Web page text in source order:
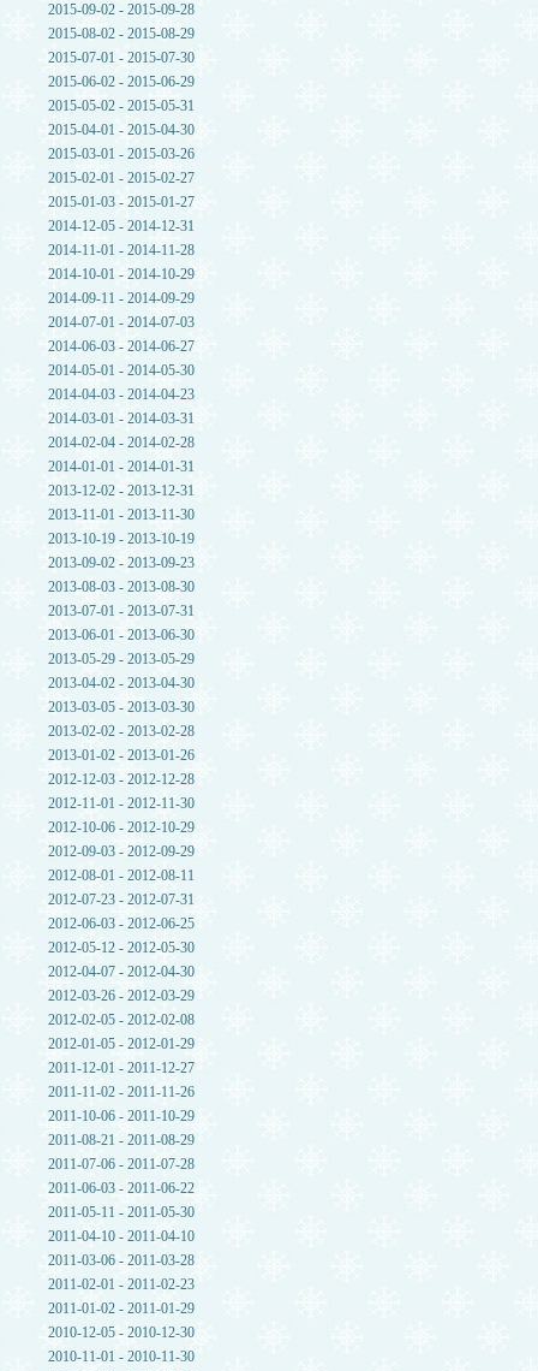
2015-09-02 - 2015-09-28
2015-08-02 - 2015-08-29
2015-07-01 - 2015-07-30
2015-06-02 - 2015-06-29
2015-05-02 - 2015-05-31
2015-04-01 - 2015-04-30
2015-03-01 - 2015-03-26
2015-02-01 - 2015-02-27
2015-01-03 - 2015-01-27
2014-12-05 - 2014-12-31
2014-11-01 - 2014-11-28
2014-10-01 - 2014-10-29
2014-09-11 - 2014-09-29
2014-07-01 - 2014-07-03
2014-06-03 - 2014-06-27
2014-05-01 - 2014-05-30
2014-04-03 - 2014-04-23
2014-03-01 - 2014-03-31
2014-02-04 - 2014-02-28
2014-01-01 - 2014-01-31
2013-12-02 - 2013-12-31
2013-11-01 - 2013-11-30
2013-10-19 - 2013-10-19
2013-09-02 - 2013-09-23
2013-08-03 - 2013-08-30
2013-07-01 - 2013-07-31
2013-06-01 - 2013-06-30
2013-05-29 - 2013-05-29
2013-04-02 - 2013-04-30
2013-03-05 - 2013-03-30
2013-02-02 - 2013-02-28
2013-01-02 - 2013-01-26
2012-12-03 - 2012-12-28
2012-11-01 - 2012-11-30
2012-10-06 - 2012-10-29
2012-09-03 - 2012-09-29
2012-08-01 - 2012-08-11
2012-07-23 - 2012-07-31
2012-06-03 - 2012-06-25
2012-05-12 - 2012-05-30
2012-04-07 - 2012-04-30
2012-03-26 - 2012-03-29
2012-02-05 - 2012-02-08
2012-01-05 - 2012-01-29
2011-12-01 - 2011-12-27
2011-11-02 - 2011-11-26
2011-10-06 - 2011-10-29
2011-08-21 - 2011-08-29
2011-07-06 - 2011-07-28
2011-06-03 - 2011-06-22
2011-05-11 - 2011-05-30
2011-04-10 - 2011-04-10
2011-03-06 - 2011-03-28
2011-02-01 - 2011-02-23
2011-01-02 - 2011-01-29
2010-12-05 - 2010-12-30
2010-11-01 - 2010-11-30